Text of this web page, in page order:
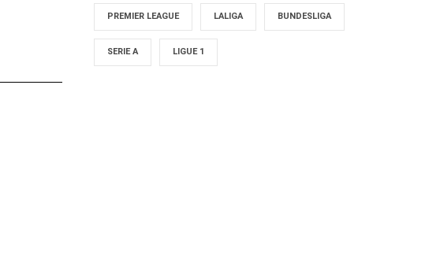
PREMIER LEAGUE LALIGA BUNDESLIGA
SERIE A LIGUE 1